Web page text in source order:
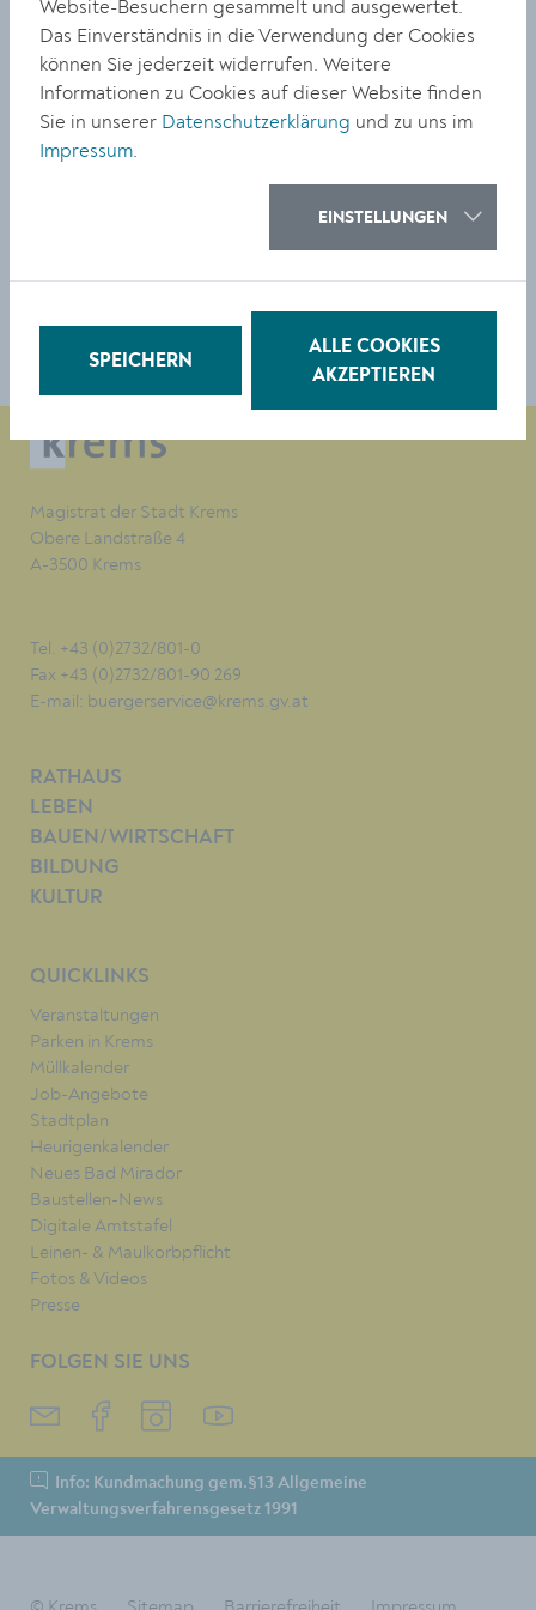
illustrierte Kinderbuch.
Thomas Sautner und Barbara Dolak „Der Waldviertler
Zwergendoktor“: www.krems.at/buecherei.
Foto: Thomas Sautner und Barbara Dolak stellten ihre
Buch "Der Waldviertler Zwergendoktor" vor.
TEILEN
Magistrat der Stadt Krems
Obere Landstraße 4
A-3500 Krems
Tel. +43 (0)2732/801-0
Fax +43 (0)2732/801-90 269
E-mail: buergerservice@krems.gv.at
RATHAUS
LEBEN
BAUEN/WIRTSCHAFT
BILDUNG
KULTUR
QUICKLINKS
Veranstaltungen
Parken in Krems
Müllkalender
Job-Angebote
Stadtplan
Heurigenkalender
Neues Bad Mirador
Baustellen-News
Digitale Amtstafel
Leinen- & Maulkorbpflicht
Fotos & Videos
Presse
FOLGEN SIE UNS
Info: Kundmachung gem.§13 Allgemeine
Verwaltungsverfahrensgesetz 1991
Website-Besuchern gesammelt und ausgewertet.
Das Einverständnis in die Verwendung der Cookies
können Sie jederzeit widerrufen. Weitere
Informationen zu Cookies auf dieser Website finden
Sie in unserer Datenschutzerklärung und zu uns im
Impressum.
EINSTELLUNGEN
SPEICHERN
ALLE COOKIES
AKZEPTIEREN